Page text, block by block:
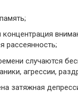
концентрация
рассеянность;
случаются
агрессии,
затяжная